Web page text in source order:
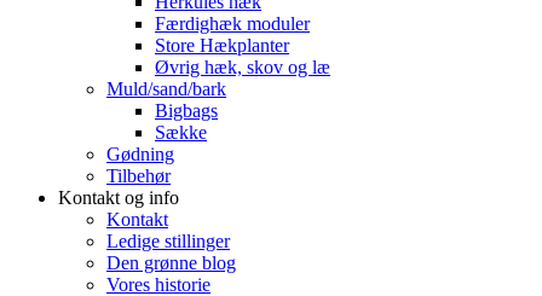
Færdighæk moduler
Store Hækplanter
Øvrig hæk, skov og læ
Muld/sand/bark
Bigbags
Sække
Gødning
Tilbehør
Kontakt og info
Kontakt
Ledige stillinger
Den grønne blog
Vores historie